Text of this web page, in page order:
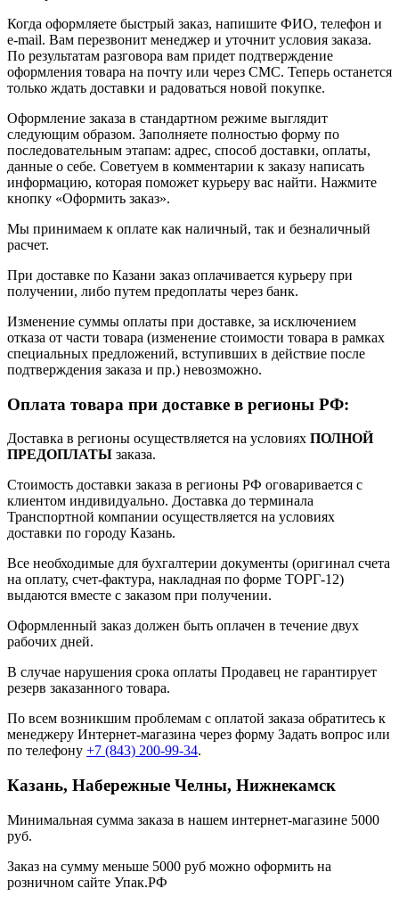
Когда оформляете быстрый заказ, напишите ФИО, телефон и
e-mail. Вам перезвонит менеджер и уточнит условия заказа.
По результатам разговора вам придет подтверждение
оформления товара на почту или через СМС. Теперь останется
только ждать доставки и радоваться новой покупке.
Оформление заказа в стандартном режиме выглядит
следующим образом. Заполняете полностью форму по
последовательным этапам: адрес, способ доставки, оплаты,
данные о себе. Советуем в комментарии к заказу написать
информацию, которая поможет курьеру вас найти. Нажмите
кнопку «Оформить заказ».
Мы принимаем к оплате как наличный, так и безналичный
расчет.
При доставке по Казани заказ оплачивается курьеру при
получении, либо путем предоплаты через банк.
Изменение суммы оплаты при доставке, за исключением
отказа от части товара (изменение стоимости товара в рамках
специальных предложений, вступивших в действие после
подтверждения заказа и пр.) невозможно.
Оплата товара при доставке в регионы РФ:
Доставка в регионы осуществляется на условиях ПОЛНОЙ
ПРЕДОПЛАТЫ заказа.
Стоимость доставки заказа в регионы РФ оговаривается с
клиентом индивидуально. Доставка до терминала
Транспортной компании осуществляется на условиях
доставки по городу Казань.
Все необходимые для бухгалтерии документы (оригинал счета
на оплату, счет-фактура, накладная по форме ТОРГ-12)
выдаются вместе с заказом при получении.
Оформленный заказ должен быть оплачен в течение двух
рабочих дней.
В случае нарушения срока оплаты Продавец не гарантирует
резерв заказанного товара.
По всем возникшим проблемам с оплатой заказа обратитесь к
менеджеру Интернет-магазина через форму Задать вопрос или
по телефону +7 (843) 200-99-34.
Казань, Набережные Челны, Нижнекамск
Минимальная сумма заказа в нашем интернет-магазине 5000
руб.
Заказ на сумму меньше 5000 руб можно оформить на
розничном сайте Упак.РФ